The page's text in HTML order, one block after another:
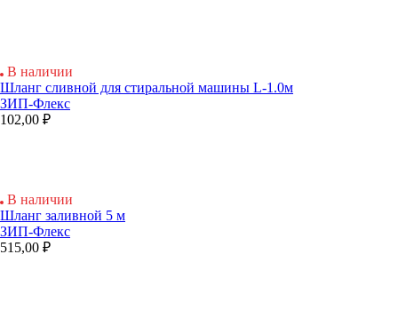
В наличии
Шланг сливной для стиральной машины L-1.0м
ЗИП-Флекс
102,00 ₽
В наличии
Шланг заливной 5 м
ЗИП-Флекс
515,00 ₽